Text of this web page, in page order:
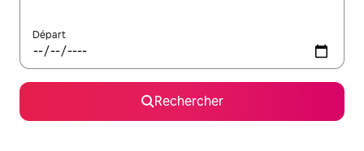
Départ
Rechercher